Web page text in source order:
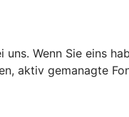
Wenn Sie eins
aktiv gemanagte